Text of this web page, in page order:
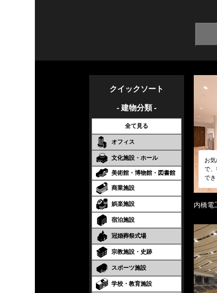
クイックソート
- 建物分類 -
全て見る
オフィス
文化施設・ホール
美術館・博物館・図書館
商業施設
娯楽施設
宿泊施設
冠婚葬祭式場
宗教施設・史跡
スポーツ施設
学校・教育施設
お
で
で
内橋電